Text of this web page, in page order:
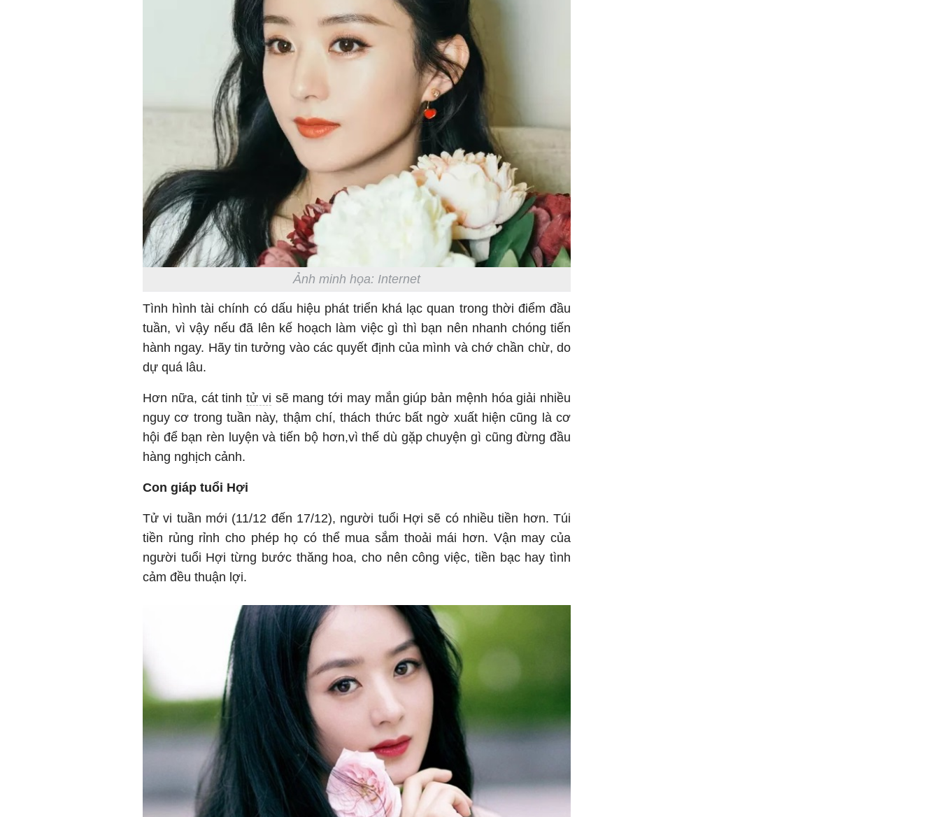
Ảnh minh họa: Internet
Tình hình tài chính có dấu hiệu phát triển khá lạc quan trong thời điểm đầu
tuần, vì vậy nếu đã lên kế hoạch làm việc gì thì bạn nên nhanh chóng tiến
hành ngay. Hãy tin tưởng vào các quyết định của mình và chớ chần chừ, do
dự quá lâu.
Hơn nữa, cát tinh tử vi sẽ mang tới may mắn giúp bản mệnh hóa giải nhiều
nguy cơ trong tuần này, thậm chí, thách thức bất ngờ xuất hiện cũng là cơ
hội để bạn rèn luyện và tiến bộ hơn,vì thế dù gặp chuyện gì cũng đừng đầu
hàng nghịch cảnh.
Con giáp tuổi Hợi
Tử vi tuần mới (11/12 đến 17/12), người tuổi Hợi sẽ có nhiều tiền hơn. Túi
tiền rủng rỉnh cho phép họ có thể mua sắm thoải mái hơn. Vận may của
người tuổi Hợi từng bước thăng hoa, cho nên công việc, tiền bạc hay tình
cảm đều thuận lợi.